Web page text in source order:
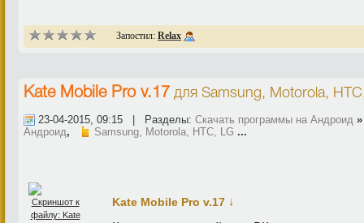
Запостил: Relax
Kate Mobile Pro v.17 для Samsung, Motorola,
23-04-2015, 09:15 | Разделы: Скачать программы на Андроид
Андроид, Samsung, Motorola, HTC, LG ...
Kate Mobile Pro v.17 ↓